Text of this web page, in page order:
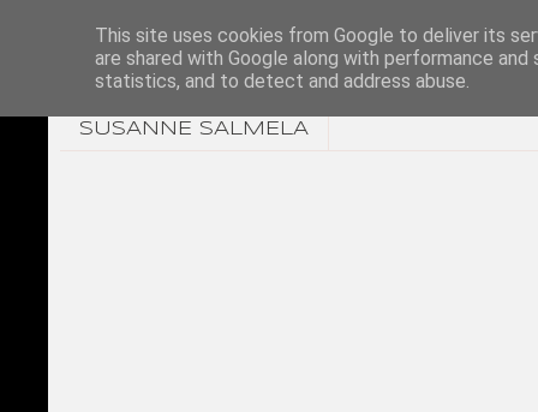
SUSANNE SALMELA
This site uses cookies from Google to deliver its
are shared with Google along with performance
statistics, and to detect and address abuse.